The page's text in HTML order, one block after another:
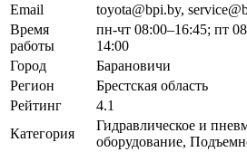
Email
toyota@bpi.by,
Время
работы
пн-чт 08:00–16:45; пт
14:00
Город
Барановичи
Регион
Брестская область
Рейтинг
4.1
Категория
Гидравлическое и
оборудование,